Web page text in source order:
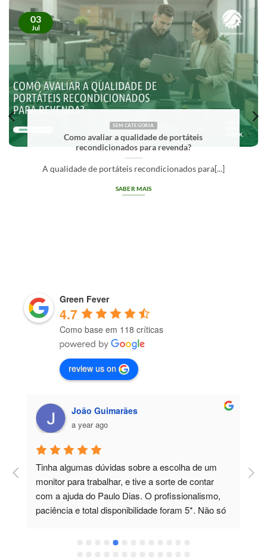
SEM CATEGORIA
Como avaliar a qualidade de portáteis
recondicionados para revenda?
A qualidade de portáteis recondicionados para[...]
SABER MAIS
03
Jul
Green Fever
4.7
Como base em 118 críticas
review us on
João Guimarães
a year ago
Tinha algumas dúvidas sobre a escolha de um
monitor para trabalhar, e tive a sorte de contar
com a ajuda do Paulo Dias. O profissionalismo,
paciência e total disponibilidade foram 5*. Não só
também me recomendou um monitor de